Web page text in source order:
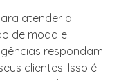
atender a
de moda e
respondam
clientes. Isso é